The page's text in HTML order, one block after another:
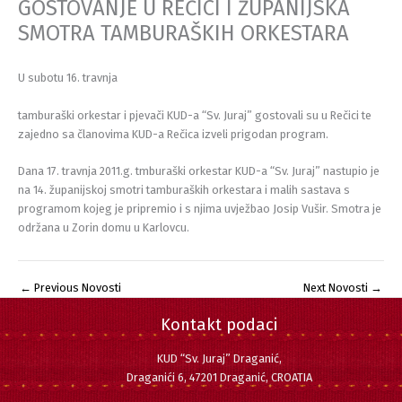
GOSTOVANJE U REČICI I ŽUPANIJSKA
SMOTRA TAMBURAŠKIH ORKESTARA
U subotu 16. travnja
tamburaški orkestar i pjevači KUD-a “Sv. Juraj” gostovali su u Rečici te
zajedno sa članovima KUD-a Rečica izveli prigodan program.
Dana 17. travnja 2011.g. tmburaški orkestar KUD-a “Sv. Juraj” nastupio je
na 14. županijskoj smotri tamburaških orkestara i malih sastava s
programom kojeg je pripremio i s njima uvježbao Josip Vušir. Smotra je
održana u Zorin domu u Karlovcu.
← Previous Novosti Next Novosti →
Kontakt podaci
KUD “Sv. Juraj” Draganić,
Draganići 6, 47201 Draganić, CROATIA